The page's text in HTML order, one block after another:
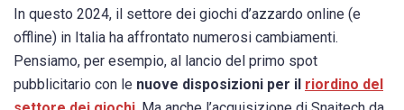
In questo 2024, il settore dei giochi d’azzardo online (e
offline) in Italia ha affrontato numerosi cambiamenti.
Pensiamo, per esempio, al lancio del primo spot
pubblicitario con le nuove disposizioni per il riordino del